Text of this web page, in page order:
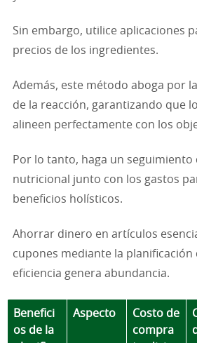
Sin embargo, utilice aplicaciones
precios de los ingredientes.
Además, este método aboga por
de la reacción, garantizando que
alineen perfectamente con los
Por lo tanto, haga un seguimiento
nutricional junto con los gastos
beneficios holísticos.
Ahorrar dinero en artículos
cupones mediante la planificación
eficiencia genera abundancia.
Benefici
os de la
Aspecto
Costo de
compra